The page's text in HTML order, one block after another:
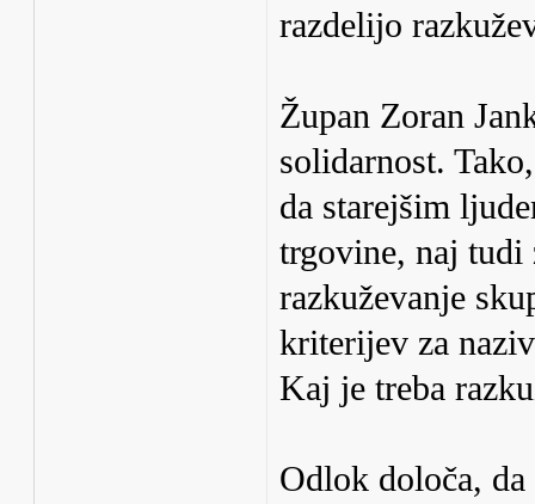
razdelijo
Župan Zoran
solidarnost.
da starejšim
trgovine, naj tudi
razkuževanje
kriterijev za
Kaj je treba
Odlok določa,